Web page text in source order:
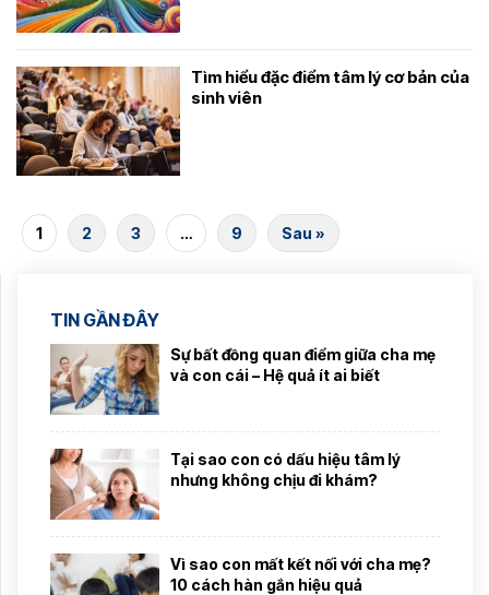
Tìm hiểu đặc điểm tâm lý cơ bản của
sinh viên
1 2 3 … 9 Sau »
TIN GẦN ĐÂY
Sự bất đồng quan điểm giữa cha mẹ
và con cái – Hệ quả ít ai biết
Tại sao con có dấu hiệu tâm lý
nhưng không chịu đi khám?
Vì sao con mất kết nối với cha mẹ?
10 cách hàn gắn hiệu quả